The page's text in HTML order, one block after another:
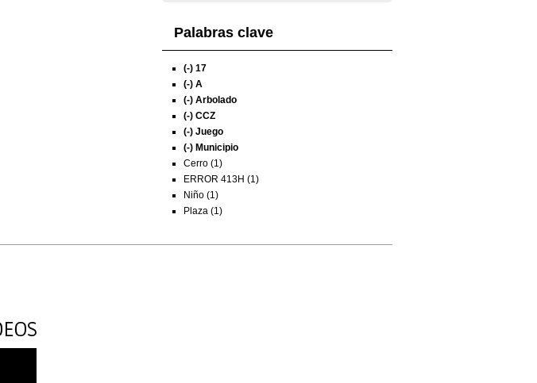
Palabras clave
(-) 17
(-) A
(-) Arbolado
(-) CCZ
(-) Juego
(-) Municipio
Cerro (1)
ERROR 413H (1)
Niño (1)
Plaza (1)